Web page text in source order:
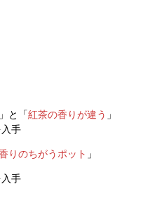
」と「紅茶の香りが違う 」
手
りのちがうポット 」
手